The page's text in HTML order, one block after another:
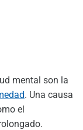
mental son la
. Una causa
el